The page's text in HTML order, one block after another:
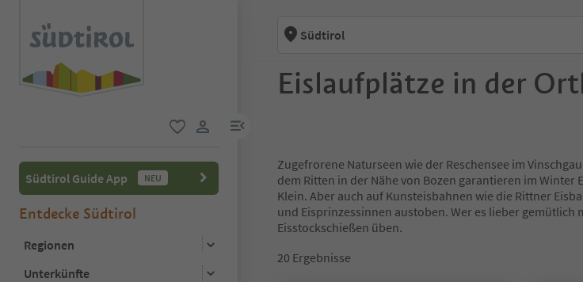
menu link
Südtirol Guide App NEU
Entdecke Südtirol
Regionen
Unterkünfte
Südtirol
Eislaufplätze in der
Zugefrorene Naturseen wie der Reschensee im
dem Ritten in der Nähe von Bozen garantieren im Winter
Klein. Aber auch auf Kunsteisbahnen wie die Rittner
und Eisprinzessinnen austoben. Wer es lieber gemütlich
Eisstockschießen üben.
20 Ergebnisse